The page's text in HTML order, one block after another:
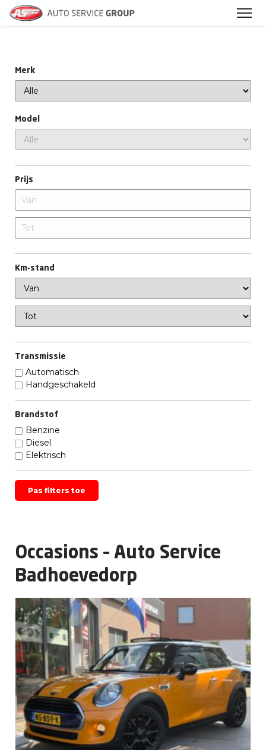
Merk
Model
Prijs
Km-stand
Transmissie
Automatisch
Handgeschakeld
Brandstof
Benzine
Diesel
Elektrisch
Occasions – Auto Service
Badhoevedorp